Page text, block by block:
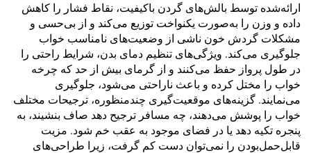
ارائه‌شده توسط بالش‌های گردن باکیفیت، نقاط فشار را کاهش
داده و وزن را به‌صورت یکنواخت توزیع می‌کند و از بی‌حسی و
مشکلات گردش خون ناشی از وضعیت‌های نامناسب خواب
جلوگیری می‌کند. ویژگی‌های تنظیم دمای بدن، شرایط راحتی را
در طول پرواز حفظ می‌کنند و از گرمای بیش از حد که چرخه
خواب را مختل کرده و باعث ناراحتی می‌شود، جلوگیری
می‌نمایند. گزینه‌های موقعیت‌گیری چندمنظوره، ترجیحات مختلف
خواب را پوشش می‌دهند، چه مسافر ترجیح دهد صاف بنشیند، به
پنجره تکیه دهد یا در فضای موجود به عقب خم شود. مزیت
قابل‌حمل‌بودن را نمی‌توان دست کم گرفت، زیرا طراحی‌های